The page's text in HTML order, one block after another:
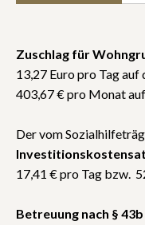
Zuschlag für
13,27 Euro pro Tag auf
403,67 € pro Monat
Der vom
17,41 € pro Tag bzw.
Betreuung nach § 43b